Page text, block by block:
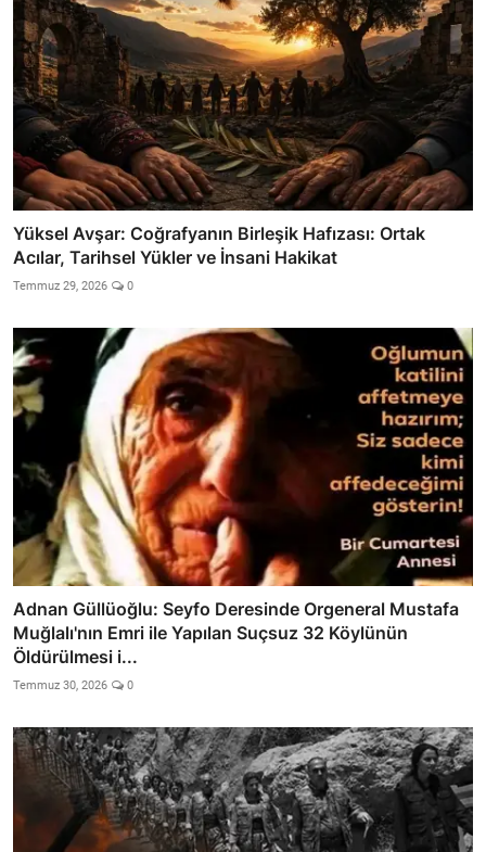
Yüksel Avşar: Coğrafyanın Birleşik Hafızası: Ortak
Acılar, Tarihsel Yükler ve İnsani Hakikat
Temmuz 29, 2026 0
Adnan Güllüoğlu: Seyfo Deresinde Orgeneral Mustafa
Muğlalı'nın Emri ile Yapılan Suçsuz 32 Köylünün
Öldürülmesi i...
Temmuz 30, 2026 0